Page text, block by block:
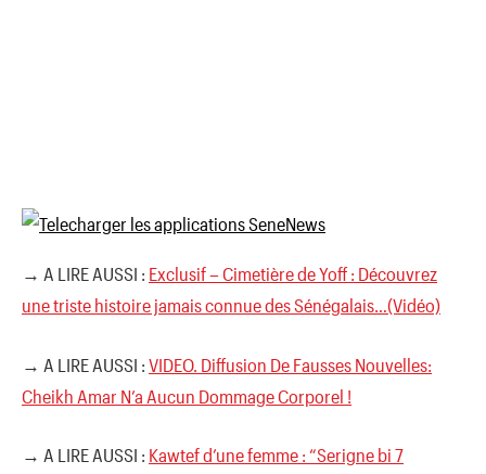
→ A LIRE AUSSI : Exclusif – Cimetière de Yoff : Découvrez
une triste histoire jamais connue des Sénégalais…(Vidéo)
→ A LIRE AUSSI : VIDEO. Diffusion De Fausses Nouvelles:
Cheikh Amar N’a Aucun Dommage Corporel !
→ A LIRE AUSSI : Kawtef d’une femme : “Serigne bi 7